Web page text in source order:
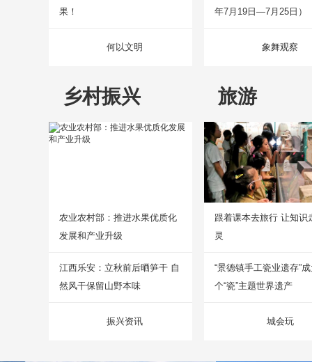
果！
何以文明
年7月19日—7月25日）
象舞观察
乡村振兴
农业农村部：推进水果优质化
发展和产业升级
江西乐安：立秋前后晒笋干 自
然风干保留山野本味
振兴资讯
旅游
跟着课本去旅行 让知识
灵
“景德镇手工瓷业遗存”
个“瓷”主题世界遗产
城会玩